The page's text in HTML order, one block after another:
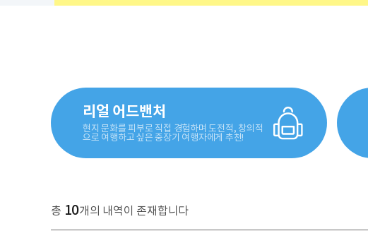
리얼 어드밴처
현지 문화를 피부로 직접 경험하며 도전적, 창의적
으로 여행하고 싶은 중장기 여행자에게 추천!
총 10개의 내역이 존재합니다